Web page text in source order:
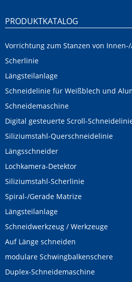
PRODUKTKATALOG
Scherlinie
Längsteilanlage
Schneidelinie für Weißblech und
Schneidemaschine
Digital gesteuerte Scroll-
Siliziumstahl-Querschneidelinie
Längsschneider
Lochkamera-Detektor
Siliziumstahl-Scherlinie
Spiral-/Gerade Matrize
Längsteilanlage
Schneidwerkzeug / Werkzeuge
Auf Länge schneiden
modulare Schwingbalkenschere
Duplex-Schneidemaschine